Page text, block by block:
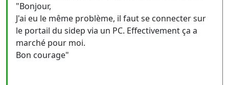
"Bonjour,
J'ai eu le même problème, il faut se connecter sur
le portail du sidep via un PC. Effectivement ça a
marché pour moi.
Bon courage"